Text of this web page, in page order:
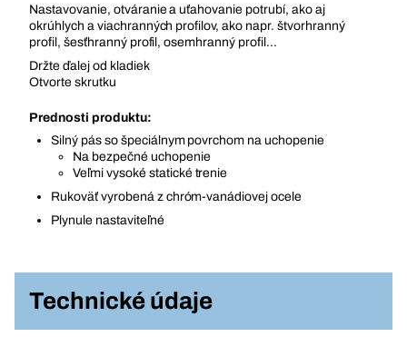
Nastavovanie, otváranie a uťahovanie potrubí, ako aj
okrúhlych a viachranných profilov, ako napr. štvorhranný
profil, šesťhranný profil, osemhranný profil...
Držte ďalej od kladiek
Otvorte skrutku
Prednosti produktu:
Silný pás so špeciálnym povrchom na uchopenie
Na bezpečné uchopenie
Veľmi vysoké statické trenie
Rukoväť vyrobená z chróm-vanádiovej ocele
Plynule nastaviteľné
Technické údaje